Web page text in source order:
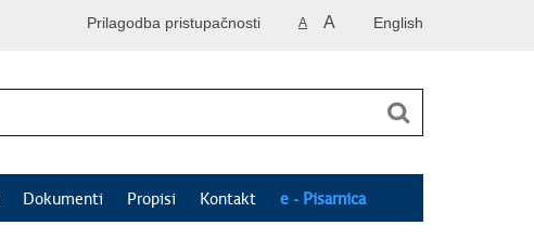
English
A A
Prilagodba pristupačnosti
Dokumenti Propisi Kontakt e - Pisarnica